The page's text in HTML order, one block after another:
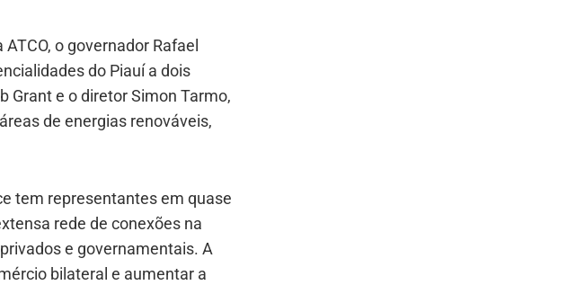
o governador Rafael
do Piauí a dois
Grant e o diretor Simon Tarmo,
de energias renováveis,
tem representantes em quase
rede de conexões na
e governamentais. A
bilateral e aumentar a